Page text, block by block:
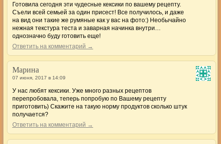
Готовила сегодня эти чудесные кексики по вашему рецепту.
Съели всей семьей за один присест! Все получилось, и даже
на вид они такие же румяные как у вас на фото:) Необычайно
нежная текстура теста и заварная начинка внутри…
однозначно буду готовить еще!
Ответить на комментарий →
Марина
07 июня, 2017 в 14:09
У нас любят кексики. Уже много разных рецептов
перепробовала, теперь попробую по Вашему рецепту
приготовить) Скажите на такую норму продуктов сколько штук
получается?
Ответить на комментарий →